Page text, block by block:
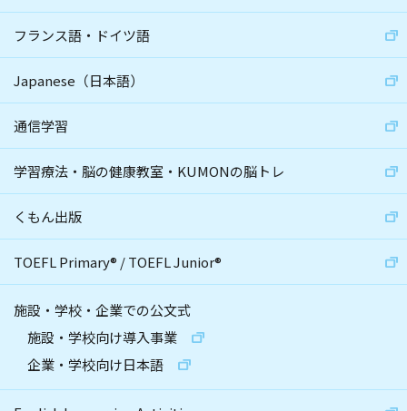
フランス語・ドイツ語
Japanese（日本語）
通信学習
学習療法・脳の健康教室・KUMONの脳トレ
くもん出版
TOEFL Primary® /TOEFL Junior®
施設・学校・企業での公文式
施設・学校向け導入事業
企業・学校向け日本語